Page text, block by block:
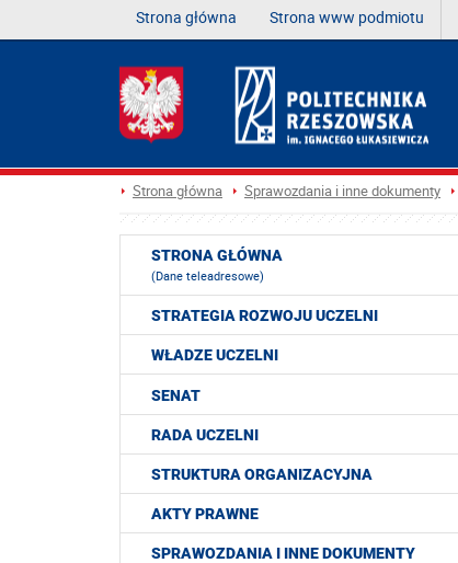
Strona główna Strona www podmiotu
Strona główna Sprawozdania i inne dokumenty
STRONA GŁÓWNA
(Dane teleadresowe)
STRATEGIA ROZWOJU UCZELNI
WŁADZE UCZELNI
SENAT
RADA UCZELNI
STRUKTURA ORGANIZACYJNA
AKTY PRAWNE
SPRAWOZDANIA I INNE DOKUMENTY